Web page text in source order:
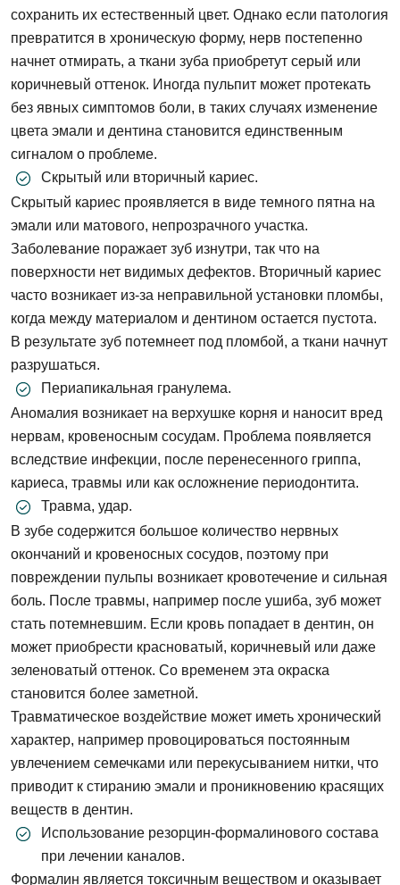
сохранить их естественный цвет. Однако если патология
превратится в хроническую форму, нерв постепенно
начнет отмирать, а ткани зуба приобретут серый или
коричневый оттенок. Иногда пульпит может протекать
без явных симптомов боли, в таких случаях изменение
цвета эмали и дентина становится единственным
сигналом о проблеме.
Скрытый или вторичный кариес.
Скрытый кариес проявляется в виде темного пятна на
эмали или матового, непрозрачного участка.
Заболевание поражает зуб изнутри, так что на
поверхности нет видимых дефектов. Вторичный кариес
часто возникает из-за неправильной установки пломбы,
когда между материалом и дентином остается пустота.
В результате зуб потемнеет под пломбой, а ткани начнут
разрушаться.
Периапикальная гранулема.
Аномалия возникает на верхушке корня и наносит вред
нервам, кровеносным сосудам. Проблема появляется
вследствие инфекции, после перенесенного гриппа,
кариеса, травмы или как осложнение периодонтита.
Травма, удар.
В зубе содержится большое количество нервных
окончаний и кровеносных сосудов, поэтому при
повреждении пульпы возникает кровотечение и сильная
боль. После травмы, например после ушиба, зуб может
стать потемневшим. Если кровь попадает в дентин, он
может приобрести красноватый, коричневый или даже
зеленоватый оттенок. Со временем эта окраска
становится более заметной.
Травматическое воздействие может иметь хронический
характер, например провоцироваться постоянным
увлечением семечками или перекусыванием нитки, что
приводит к стиранию эмали и проникновению красящих
веществ в дентин.
Использование резорцин-формалинового состава
при лечении каналов.
Формалин является токсичным веществом и оказывает